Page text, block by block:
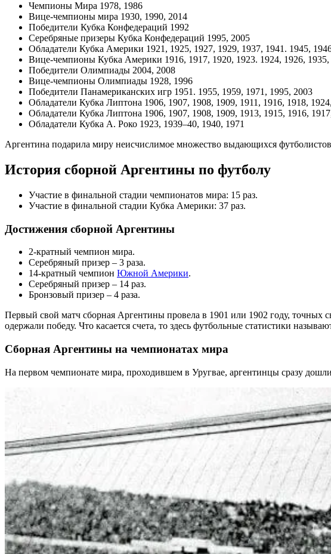
Чемпионы Мира 1978, 1986
Вице-чемпионы мира 1930, 1990, 2014
Победители Кубка Конфедераций 1992
Серебряные призеры Кубка Конфедераций 1995, 2005
Обладатели Кубка Америки 1921, 1925, 1927, 1929, 1937, 1941. 1945,
Вице-чемпионы Кубка Америки 1916, 1917, 1920, 1923. 1924, 1926, 1935,
Победители Олимпиады 2004, 2008
Вице-чемпионы Олимпиады 1928, 1996
Победители Панамериканских игр 1951. 1955, 1959, 1971, 1995, 2003
Обладатели Кубка Липтона 1906, 1907, 1908, 1909, 1911, 1916, 1918,
Обладатели Кубка Липтона 1906, 1907, 1908, 1909, 1913, 1915, 1916,
Обладатели Кубка А. Роко 1923, 1939–40, 1940, 1971
Аргентина подарила миру неисчислимое множество выдающихся
История сборной Аргентины по футболу
Участие в финальной стадии чемпионатов мира: 15 раз.
Участие в финальной стадии Кубка Америки: 37 раз.
Достижения сборной Аргентины
2-кратный чемпион мира.
Серебряный призер – 3 раза.
14-кратный чемпион Южной Америки.
Серебряный призер – 14 раз.
Бронзовый призер – 4 раза.
Первый свой матч сборная Аргентины провела в 1901 или 1902 году, точных
одержали победу. Что касается счета, то здесь футбольные статистики
Сборная Аргентины на чемпионатах мира
На первом чемпионате мира, проходившем в Уругвае, аргентинцы сразу